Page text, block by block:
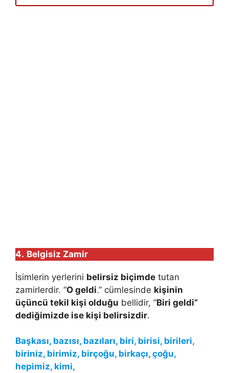
4. Belgisiz Zamir
İsimlerin yerlerini belirsiz biçimde tutan
zamirlerdir. “O geldi.” cümlesinde kişinin
üçüncü tekil kişi olduğu bellidir, “Biri geldi”
dediğimizde ise kişi belirsizdir.
Başkası, bazısı, bazıları, biri, birisi, birileri,
biriniz, birimiz, birçoğu, birkaçı, çoğu,
hepimiz, kimi,